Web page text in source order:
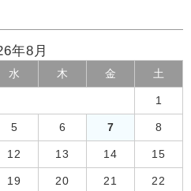
年8月
水 木 金 土
1
5 6 7 8
12 13 14 15
19 20 21 22